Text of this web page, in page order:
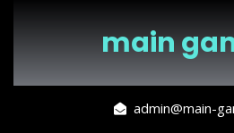
main
admin@main-